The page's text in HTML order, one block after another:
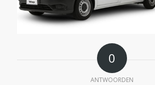
0
ANTWOORDEN